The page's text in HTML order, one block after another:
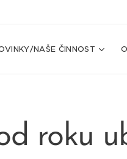
NAŠE ČINNOST
roku